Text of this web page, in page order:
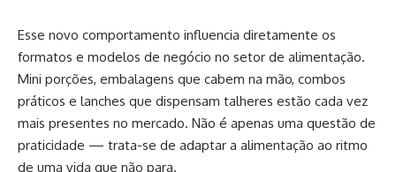
Esse novo comportamento influencia diretamente os
formatos e modelos de negócio no setor de alimentação.
Mini porções, embalagens que cabem na mão, combos
práticos e lanches que dispensam talheres estão cada vez
mais presentes no mercado. Não é apenas uma questão de
praticidade — trata-se de adaptar a alimentação ao ritmo
de uma vida que não para.